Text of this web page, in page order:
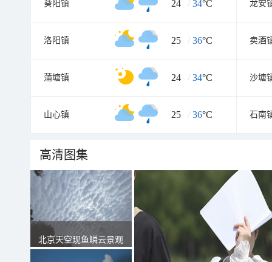
葵阳镇 24 / 34°C 龙安
洛阳镇 25 / 36°C 卖酒
蒲塘镇 24 / 34°C 沙塘
山心镇 25 / 36°C 石南
高清图集
北京天空现鱼鳞云景观